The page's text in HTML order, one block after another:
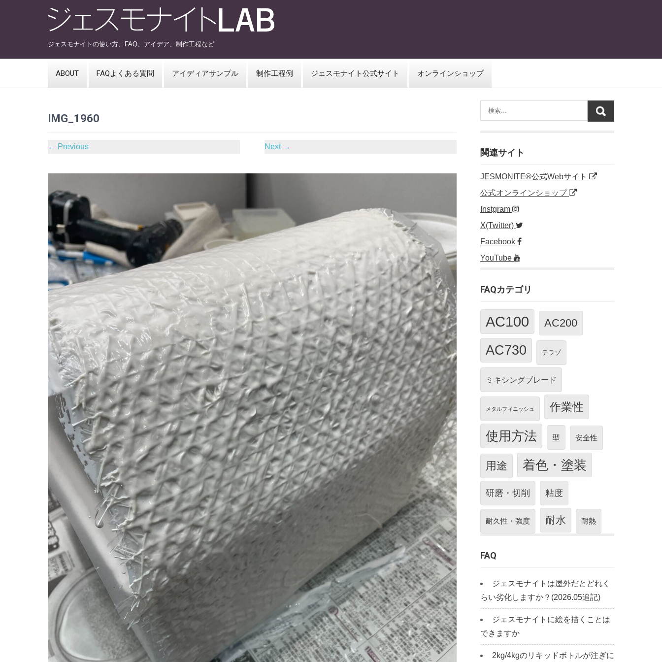
ジェスモナイトの使い方、FAQ、アイデア、制作工程など
ABOUT FAQよくある質問 アイディアサンプル 制作工程例 ジェスモナイト公式サイト オンラインショップ
IMG_1960
← Previous Next →
関連サイト
JESMONITE®公式Webサイト
公式オンラインショップ
Instgram
X(Twitter)
Facebook
YouTube
FAQカテゴリ
AC100 AC200
AC730 テラゾ
ミキシングブレード
メタルフィニッシュ 作業性
使用方法 型 安全性
用途 着色・塗装
研磨・切削 粘度
耐久性・強度 耐水 耐熱
FAQ
ジェスモナイトは屋外だとどれく
らい劣化しますか？(2026.05追記)
ジェスモナイトに絵を描くことは
できますか
2kg/4kgのリキッドボトルが注ぎに